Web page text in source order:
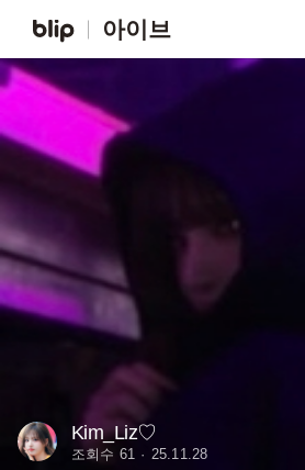
아이브
Kim_Liz♡
조회수 61 25.11.28